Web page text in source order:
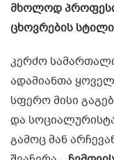
მხოლოდ
ცხოვრების
კერძო
ადამიანთა
სფერო მისი
და
გამოც მან